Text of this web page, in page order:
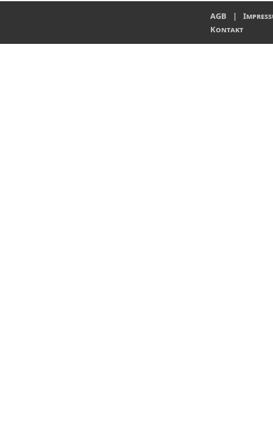
AGB |
Kontakt